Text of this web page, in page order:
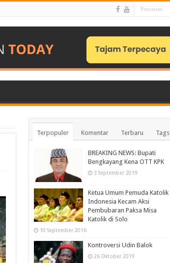
Terpopuler Komentar Terbaru Tags
BREAKING NEWS: Bupati
Bengkayang Kena OTT KPK
3 September 2019
Ketua Umum Pemuda Katolik
Indonesia Kecam Aksi
Pembubaran Paksa Misa
Katolik di Solo
10 September 2016
Kontroversi Udin Balok
26 Oktober 2019